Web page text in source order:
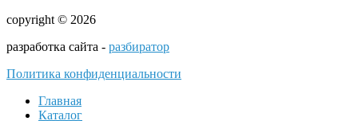
copyright © 2026
разработка сайта - разбиратор
Политика конфиденциальности
Главная
Каталог